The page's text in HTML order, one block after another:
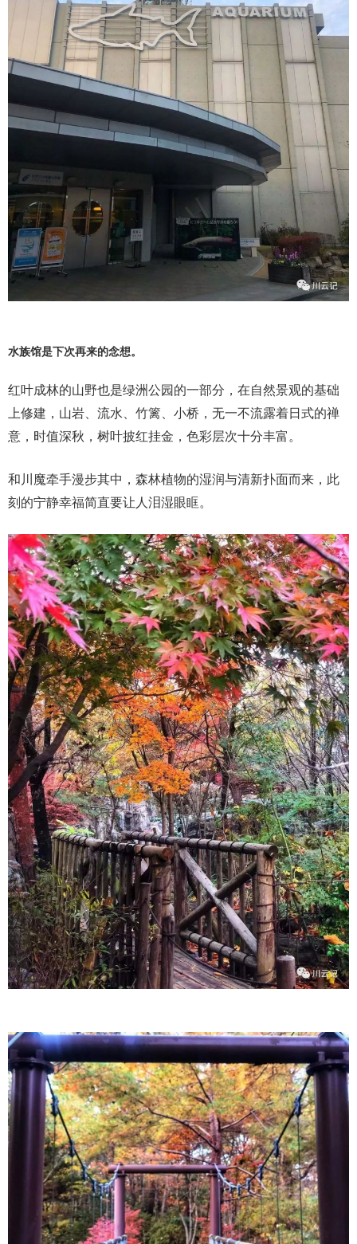
水族馆是下次再来的念想。
红叶成林的山野也是绿洲公园的一部分，在自然景观的基础
上修建，山岩、流水、竹篱、小桥，无一不流露着日式的禅
意，时值深秋，树叶披红挂金，色彩层次十分丰富。
和川魔牵手漫步其中，森林植物的湿润与清新扑面而来，此
刻的宁静幸福简直要让人泪湿眼眶。